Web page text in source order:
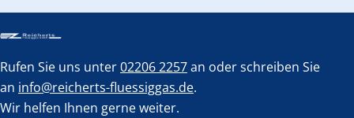
Rufen Sie uns unter02206 2257an oder schreiben Sie
an info@reicherts-fluessiggas.de.
Wir helfen Ihnen gerne weiter.